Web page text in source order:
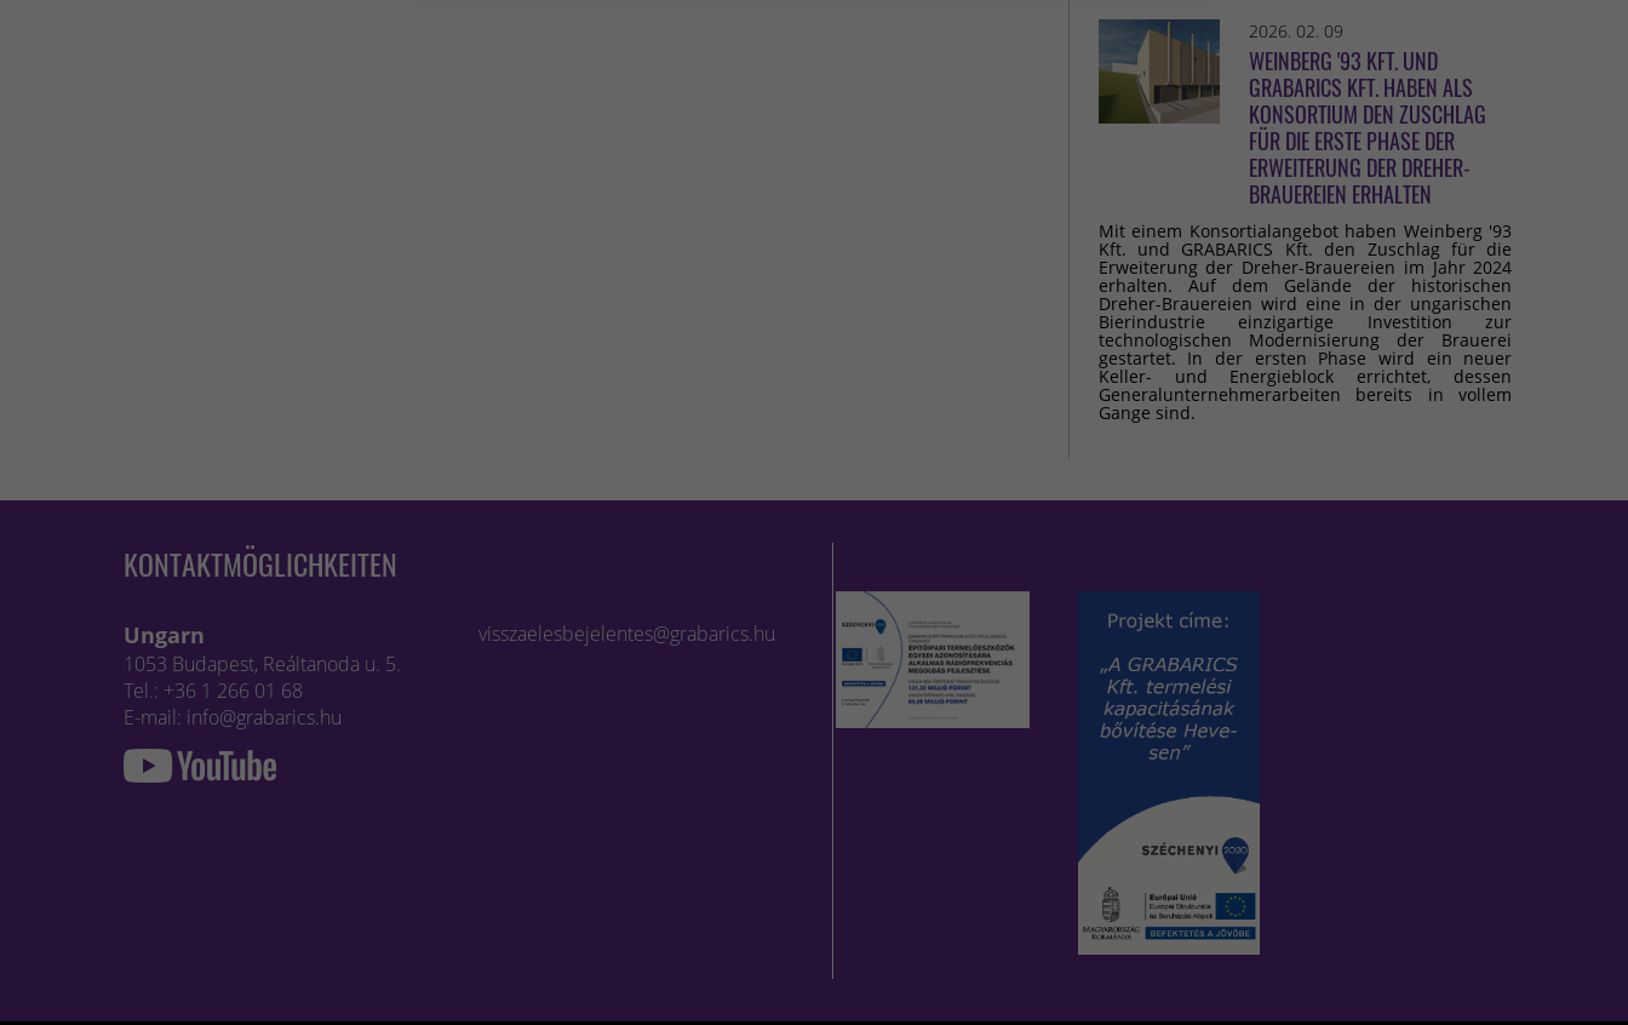
2026. 02. 09
WEINBERG '93 KFT. UND
GRABARICS KFT. HABEN ALS
KONSORTIUM DEN ZUSCHLAG
FÜR DIE ERSTE PHASE DER
ERWEITERUNG DER DREHER-
BRAUEREIEN ERHALTEN
Mit einem Konsortialangebot haben Weinberg '93
Kft. und GRABARICS Kft. den Zuschlag für die
Erweiterung der Dreher-Brauereien im Jahr 2024
erhalten. Auf dem Gelände der historischen
Dreher-Brauereien wird eine in der ungarischen
Bierindustrie einzigartige Investition zur
technologischen Modernisierung der Brauerei
gestartet. In der ersten Phase wird ein neuer
Keller- und Energieblock errichtet, dessen
Generalunternehmerarbeiten bereits in vollem
Gange sind.
KONTAKTMÖGLICHKEITEN
Ungarn
1053 Budapest, Reáltanoda u. 5.
Tel.: +36 1 266 01 68
E-mail: info@grabarics.hu
visszaelesbejelentes@grabarics.hu